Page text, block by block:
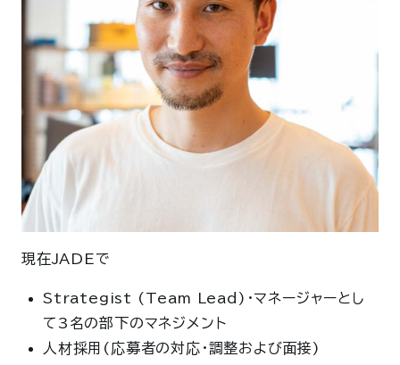
現在JADEで
Strategist (Team Lead)・マネージャーとし
て3名の部下のマネジメント
人材採用(応募者の対応・調整および面接)